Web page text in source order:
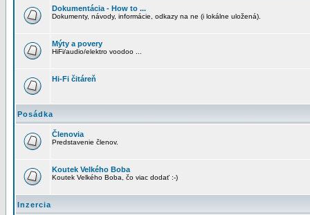
Dokumentácia - How to ...
Dokumenty, návody, informácie, odkazy na ne (i lokálne uložená).
Mýty a povery
HiFi/audio/elektro voodoo ...
Hi-Fi čitáreň
Posádka
Členovia
Predstavenie členov.
Koutek Velkého Boba
Koutek Velkého Boba, čo viac dodať :-)
Inzercia